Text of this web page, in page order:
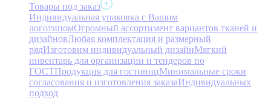
Товары под заказ
Индивидуальная упаковка с Вашим
логотипомОгромный ассортимент вариантов тканей и
дизайновЛюбая комплектация и размерный
рядИзготовим индивидуальный дизайнМягкий
инвентарь для организации и тендеров по
ГОСТПродукция для гостиницМинимальные сроки
согласования и изготовления заказаИндивидуальных
подход